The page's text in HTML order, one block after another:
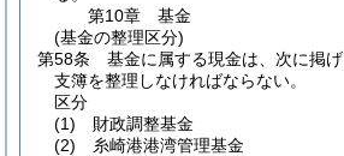
第10章
基金
(基金の整理区分)
第58条
基金に属する現金は、次に掲
支簿を整理しなければならない。
区分
(1) 財政調整基金
(2) 糸崎港港湾管理基金